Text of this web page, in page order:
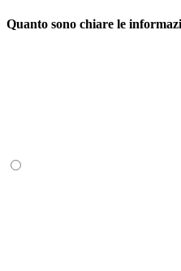
Quanto sono chiare le